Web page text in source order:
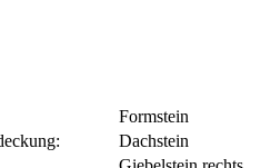
Formstein
Dachstein